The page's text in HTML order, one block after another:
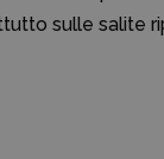
sulle salite